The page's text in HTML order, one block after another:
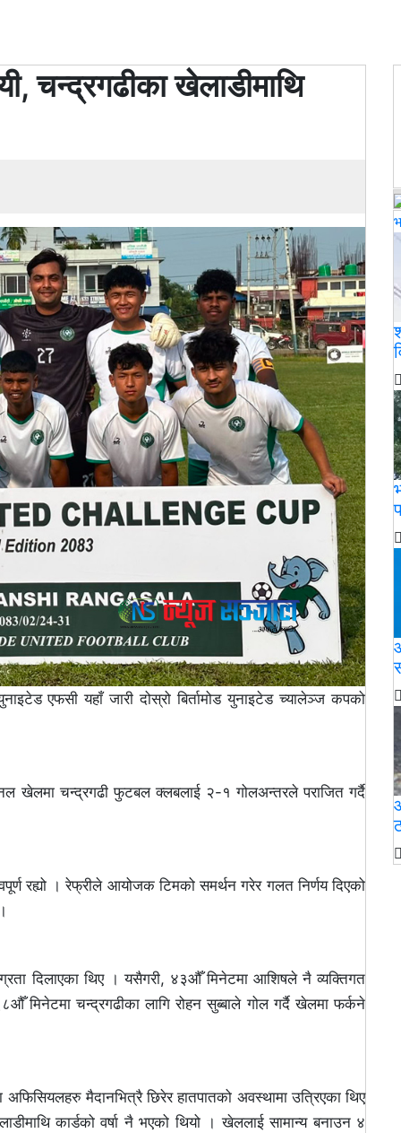
चन्द्रगढीका खेलाडीमाथि
एफसी यहाँ जारी दोस्रो बिर्तामोड युनाइटेड च्यालेञ्ज कपको
खेलमा चन्द्रगढी फुटबल क्लबलाई २-१ गोलअन्तरले पराजित गर्दै
रह्यो । रेफ्रीले आयोजक टिमको समर्थन गरेर गलत निर्णय दिएको
दिलाएका थिए । यसैगरी, ४३औँ मिनेटमा आशिषले नै व्यक्तिगत
मिनेटमा चन्द्रगढीका लागि रोहन सुब्बाले गोल गर्दै खेलमा फर्कने
अफिसियलहरु मैदानभित्रै छिरेर हातपातको अवस्थामा उत्रिएका थिए
कार्डको वर्षा नै भएको थियो । खेललाई सामान्य बनाउन ४